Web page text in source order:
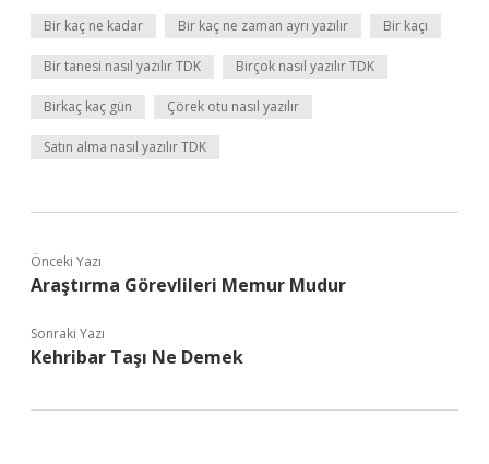
Bir kaç ne kadar Bir kaç ne zaman ayrı yazılır Bir kaçı
Bir tanesi nasıl yazılır TDK Birçok nasıl yazılır TDK
Birkaç kaç gün Çörek otu nasıl yazılır
Satın alma nasıl yazılır TDK
Önceki Yazı
Araştırma Görevlileri Memur Mudur
Sonraki Yazı
Kehribar Taşı Ne Demek